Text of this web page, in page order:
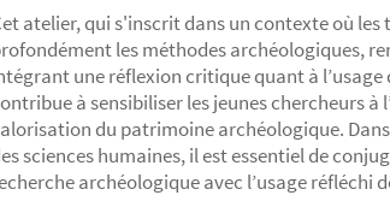
atelier, qui s'inscrit dans un contexte où
les méthodes archéologiques,
une réflexion critique quant à l’usage
à sensibiliser les jeunes chercheurs à
du patrimoine archéologique.
sciences humaines, il est essentiel de
archéologique avec l’usage réfléchi